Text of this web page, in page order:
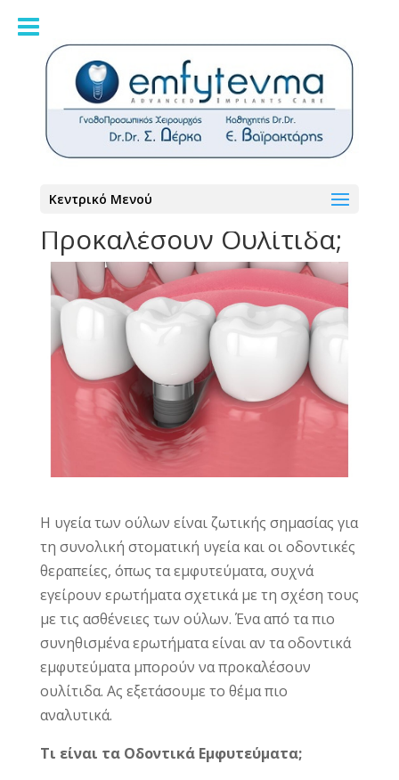
Κεντρικό Μενού
Μπορούν τα Οδοντικά
Εμφυτεύματα να
Προκαλέσουν Ουλίτιδα;
Η υγεία των ούλων είναι ζωτικής σημασίας για
τη συνολική στοματική υγεία και οι οδοντικές
θεραπείες, όπως τα εμφυτεύματα, συχνά
εγείρουν ερωτήματα σχετικά με τη σχέση τους
με τις ασθένειες των ούλων. Ένα από τα πιο
συνηθισμένα ερωτήματα είναι αν τα οδοντικά
εμφυτεύματα μπορούν να προκαλέσουν
ουλίτιδα. Ας εξετάσουμε το θέμα πιο
αναλυτικά.
Τι είναι τα Οδοντικά Εμφυτεύματα;